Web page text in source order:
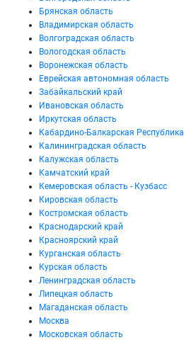
Брянская область
Владимирская область
Волгоградская область
Вологодская область
Воронежская область
Еврейская автономная область
Забайкальский край
Ивановская область
Иркутская область
Кабардино-Балкарская Республика
Калининградская область
Калужская область
Камчатский край
Кемеровская область - Кузбасс
Кировская область
Костромская область
Краснодарский край
Красноярский край
Курганская область
Курская область
Ленинградская область
Липецкая область
Магаданская область
Москва
Московская область